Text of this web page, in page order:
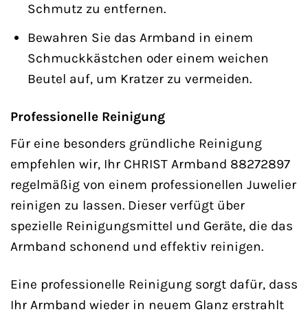
Schmutz zu entfernen.
Bewahren Sie das Armband in einem
Schmuckkästchen oder einem weichen
Beutel auf, um Kratzer zu vermeiden.
Professionelle Reinigung
Für eine besonders gründliche Reinigung
empfehlen wir, Ihr CHRIST Armband 88272897
regelmäßig von einem professionellen Juwelier
reinigen zu lassen. Dieser verfügt über
spezielle Reinigungsmittel und Geräte, die das
Armband schonend und effektiv reinigen.
Eine professionelle Reinigung sorgt dafür, dass
Ihr Armband wieder in neuem Glanz erstrahlt